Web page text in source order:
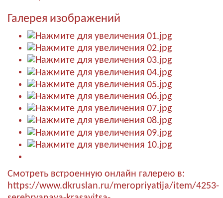
Галерея изображений
Смотреть встроенную онлайн галерею в:
https://www.dkruslan.ru/meropriyatija/item/4253-